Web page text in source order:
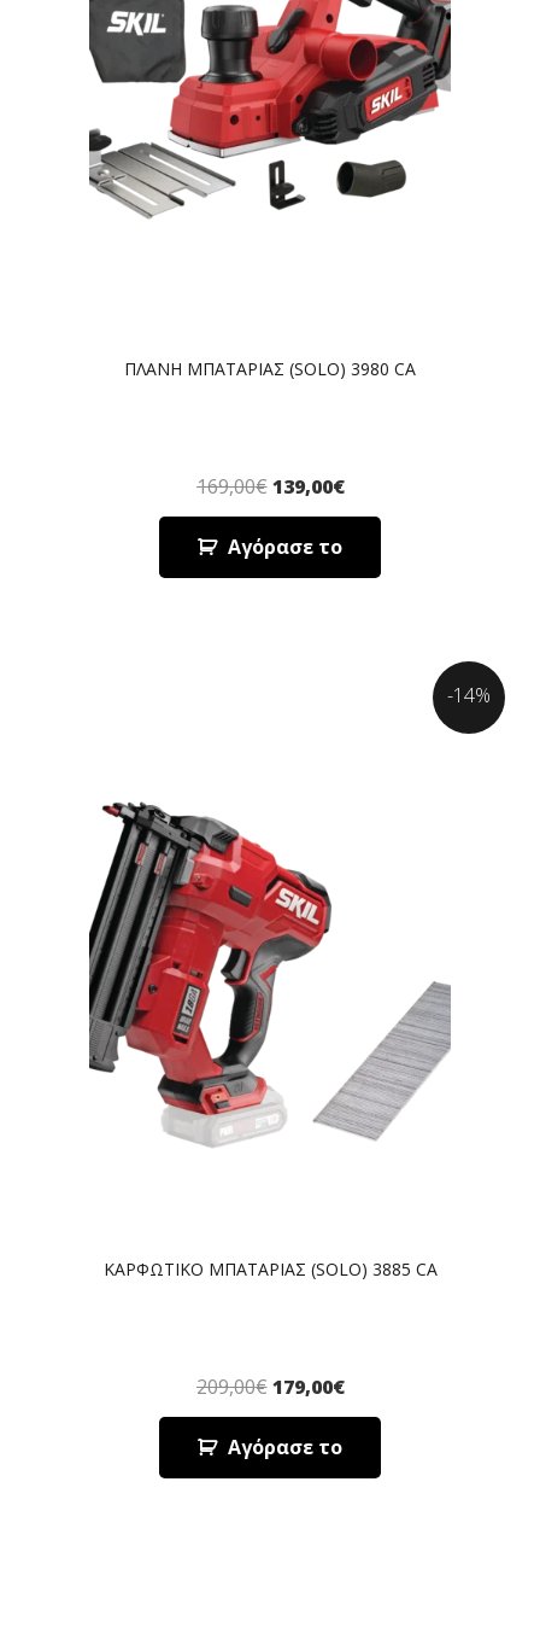
ΠΛΑΝΗ ΜΠΑΤΑΡΙΑΣ (SOLO) 3980 CA
169,00€ 139,00€
Αγόρασε το
ΚΑΡΦΩΤΙΚΟ ΜΠΑΤΑΡΙΑΣ (SOLO) 3885 CA
209,00€ 179,00€
Αγόρασε το
-14%